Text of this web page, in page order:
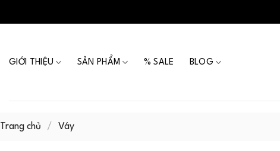
to
GIỚI THIỆU SẢN PHẨM % SALE BLOG
Trang chủ / Váy